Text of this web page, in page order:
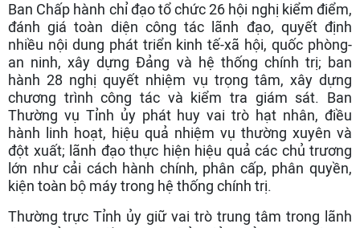
Ban Chấp hành chỉ đạo tổ chức 26 hội nghị kiểm điểm,
đánh giá toàn diện công tác lãnh đạo, quyết định
nhiều nội dung phát triển kinh tế-xã hội, quốc phòng-
an ninh, xây dựng Đảng và hệ thống chính trị; ban
hành 28 nghị quyết nhiệm vụ trọng tâm, xây dựng
chương trình công tác và kiểm tra giám sát. Ban
Thường vụ Tỉnh ủy phát huy vai trò hạt nhân, điều
hành linh hoạt, hiệu quả nhiệm vụ thường xuyên và
đột xuất; lãnh đạo thực hiện hiệu quả các chủ trương
lớn như cải cách hành chính, phân cấp, phân quyền,
kiện toàn bộ máy trong hệ thống chính trị.
Thường trực Tỉnh ủy giữ vai trò trung tâm trong lãnh